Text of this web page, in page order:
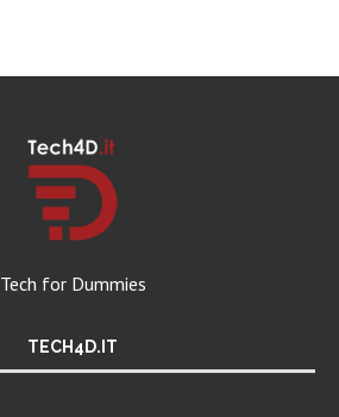
Tech for Dummies
TECH4D.IT